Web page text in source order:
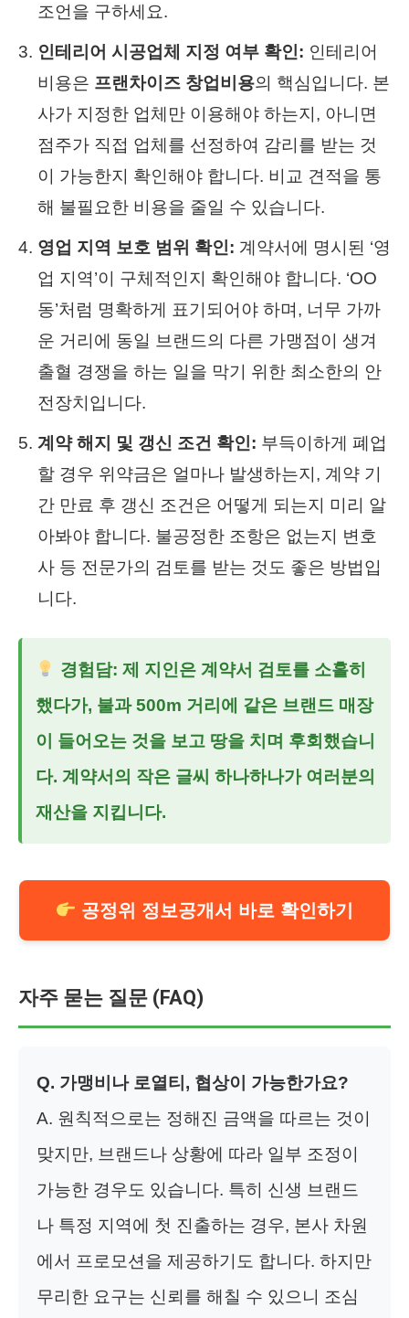
조언을 구하세요.
인테리어 시공업체 지정 여부 확인: 인테리어
비용은 프랜차이즈 창업비용의 핵심입니다. 본
사가 지정한 업체만 이용해야 하는지, 아니면
점주가 직접 업체를 선정하여 감리를 받는 것
이 가능한지 확인해야 합니다. 비교 견적을 통
해 불필요한 비용을 줄일 수 있습니다.
영업 지역 보호 범위 확인: 계약서에 명시된 ‘영
업 지역’이 구체적인지 확인해야 합니다. ‘OO
동’처럼 명확하게 표기되어야 하며, 너무 가까
운 거리에 동일 브랜드의 다른 가맹점이 생겨
출혈 경쟁을 하는 일을 막기 위한 최소한의 안
전장치입니다.
계약 해지 및 갱신 조건 확인: 부득이하게 폐업
할 경우 위약금은 얼마나 발생하는지, 계약 기
간 만료 후 갱신 조건은 어떻게 되는지 미리 알
아봐야 합니다. 불공정한 조항은 없는지 변호
사 등 전문가의 검토를 받는 것도 좋은 방법입
니다.
경험담: 제 지인은 계약서 검토를 소홀히
했다가, 불과 500m 거리에 같은 브랜드 매장
이 들어오는 것을 보고 땅을 치며 후회했습니
다. 계약서의 작은 글씨 하나하나가 여러분의
재산을 지킵니다.
공정위 정보공개서 바로 확인하기
자주 묻는 질문 (FAQ)
Q. 가맹비나 로열티, 협상이 가능한가요?
A. 원칙적으로는 정해진 금액을 따르는 것이
맞지만, 브랜드나 상황에 따라 일부 조정이
가능한 경우도 있습니다. 특히 신생 브랜드
나 특정 지역에 첫 진출하는 경우, 본사 차원
에서 프로모션을 제공하기도 합니다. 하지만
무리한 요구는 신뢰를 해칠 수 있으니 조심